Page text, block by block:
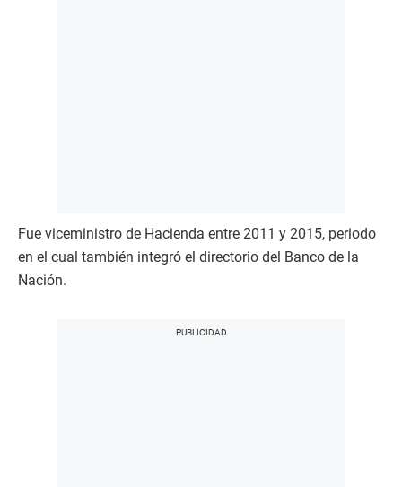
Fue viceministro de Hacienda entre 2011 y 2015, periodo
en el cual también integró el directorio del Banco de la
Nación.